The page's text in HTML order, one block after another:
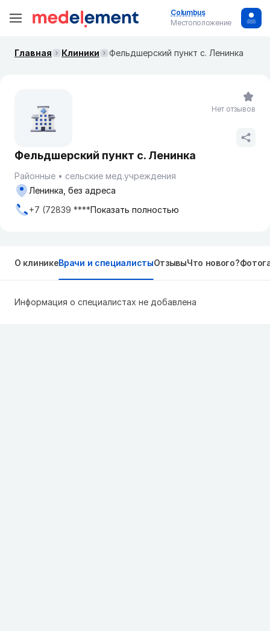
Columbus
Местоположение
Главная Клиники Фельдшерский пункт с. Ленинка
Фельдшерский пункт с. Ленинка
Районные
сельские мед.учреждения
Ленинка, без адреса
+7 (72839 ****Показать полностью
Нет отзывов
О клиникеВрачи и специалистыОтзывыЧто нового?
Информация о специалистах не добавлена